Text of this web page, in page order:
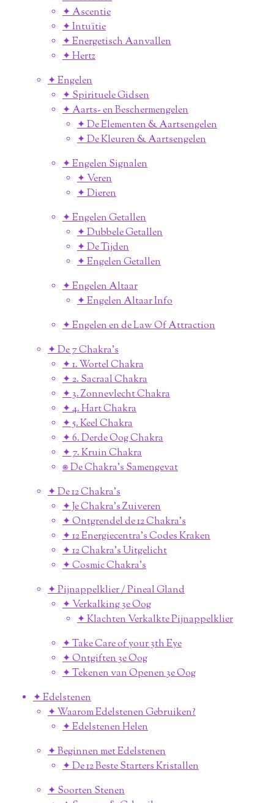
✦ Ascentie
✦ Intuïtie
✦ Energetisch Aanvallen
✦ Hertz
✦ Engelen
✦ Spirituele Gidsen
✦ Aarts- en Beschermengelen
✦ De Elementen & Aartsengelen
✦ De Kleuren & Aartsengelen
✦ Engelen Signalen
✦ Veren
✦ Dieren
✦ Engelen Getallen
✦ Dubbele Getallen
✦ De Tijden
✦ Engelen Getallen
✦ Engelen Altaar
✦ Engelen Altaar Info
✦ Engelen en de Law Of Attraction
✦ De 7 Chakra's
✦ 1. Wortel Chakra
✦ 2. Sacraal Chakra
✦ 3. Zonnevlecht Chakra
✦ 4. Hart Chakra
✦ 5. Keel Chakra
✦ 6. Derde Oog Chakra
✦ 7. Kruin Chakra
⎈ De Chakra's Samengevat
✦ De 12 Chakra's
✦ Je Chakra's Zuiveren
✦ Ontgrendel de 12 Chakra's
✦ 12 Energiecentra's Codes Kraken
✦ 12 Chakra's Uitgelicht
✦ Cosmic Chakra's
✦ Pijnappelklier / Pineal Gland
✦ Verkalking 3e Oog
✦ Klachten Verkalkte Pijnappelklier
✦ Take Care of your 3th Eye
✦ Ontgiften 3e Oog
✦ Tekenen van Openen 3e Oog
✦ Edelstenen
✦ Waarom Edelstenen Gebruiken?
✦ Edelstenen Helen
✦ Beginnen met Edelstenen
✦ De 12 Beste Starters Kristallen
✦ Soorten Stenen